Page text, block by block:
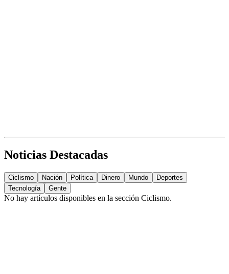
Noticias Destacadas
Ciclismo Nación Política Dinero Mundo
Deportes
Tecnología
Gente
No hay artículos disponibles en la sección Ciclismo.